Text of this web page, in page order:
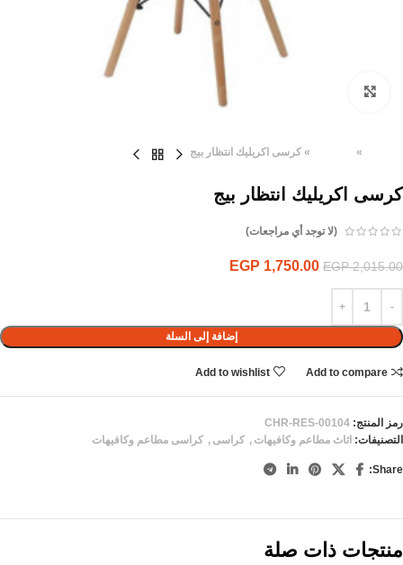
»
» كرسى اكريليك انتظار بيج
كرسى اكريليك انتظار بيج
(لا توجد أي مراجعات)
EGP2,015.00
EGP 1,750.00
إضافة إلى السلة
Add to compare
Add to wishlist
رمز المنتج: CHR-RES-00104
التصنيفات: اثاث مطاعم وكافيهات , كراسى , كراسى مطاعم وكافيهات
Share:
منتجات ذات صلة